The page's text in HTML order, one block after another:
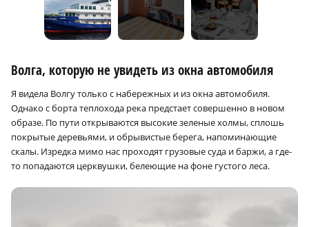
Волга, которую не увидеть из окна автомобиля
Я видела Волгу только с набережных и из окна автомобиля.
Однако с борта теплохода река предстает совершенно в новом
образе. По пути открываются высокие зеленые холмы, сплошь
покрытые деревьями, и обрывистые берега, напоминающие
скалы. Изредка мимо нас проходят грузовые суда и баржи, а где-
то попадаются церквушки, белеющие на фоне густого леса.